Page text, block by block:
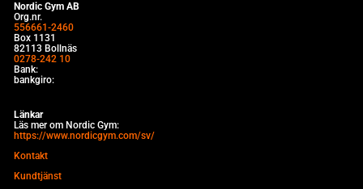
Nordic Gym AB
Org.nr.
556661-2460
Box 1131
82113 Bollnäs
0278-242 10
Bank:
bankgiro:
Länkar
Läs mer om Nordic Gym:
https://www.nordicgym.com/sv/
Kontakt
Kundtjänst